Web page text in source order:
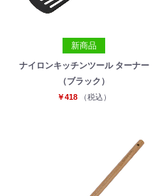
新商品
ナイロンキッチンツール ターナー
（ブラック）
￥418 （税込）